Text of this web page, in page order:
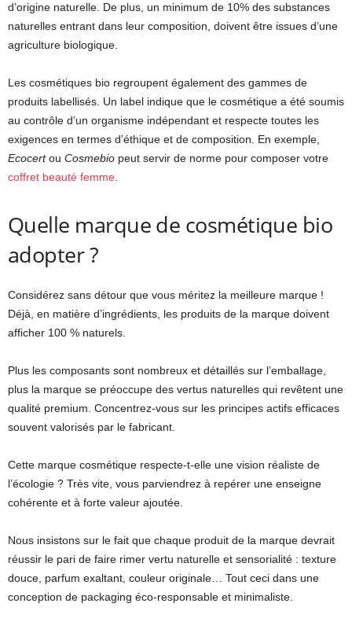
d’origine naturelle. De plus, un minimum de 10% des substances
naturelles entrant dans leur composition, doivent être issues d’une
agriculture biologique.
Les cosmétiques bio regroupent également des gammes de
produits labellisés. Un label indique que le cosmétique a été soumis
au contrôle d’un organisme indépendant et respecte toutes les
exigences en termes d’éthique et de composition. En exemple,
Ecocertou Cosmebio peut servir de norme pour composer votre
coffret beauté femme.
Quelle marque de cosmétique bio
adopter ?
Considérez sans détour que vous méritez la meilleure marque !
Déjà, en matière d’ingrédients, les produits de la marque doivent
afficher 100 % naturels.
Plus les composants sont nombreux et détaillés sur l’emballage,
plus la marque se préoccupe des vertus naturelles qui revêtent une
qualité premium. Concentrez-vous sur les principes actifs efficaces
souvent valorisés par le fabricant.
Cette marque cosmétique respecte-t-elle une vision réaliste de
l’écologie ? Très vite, vous parviendrez à repérer une enseigne
cohérente et à forte valeur ajoutée.
Nous insistons sur le fait que chaque produit de la marque devrait
réussir le pari de faire rimer vertu naturelle et sensorialité : texture
douce, parfum exaltant, couleur originale… Tout ceci dans une
conception de packaging éco-responsable et minimaliste.